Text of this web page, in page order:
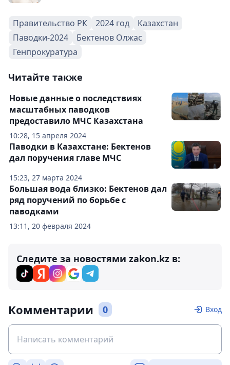
Правительство РК 2024 год
Казахстан
Паводки-2024
Бектенов Олжас
Генпрокуратура
Читайте также
10:28, 15 апреля 2024
Новые данные о последствиях
масштабных паводков
предоставило МЧС Казахстана
15:23, 27 марта 2024
Паводки в Казахстане: Бектенов
дал поручения главе МЧС
13:11, 20 февраля 2024
Большая вода близко: Бектенов дал
ряд поручений по борьбе с
паводками
Следите за новостями zakon.kz в:
Комментарии 0 Вход